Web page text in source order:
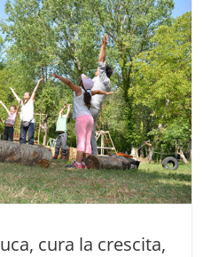
cura la crescita,